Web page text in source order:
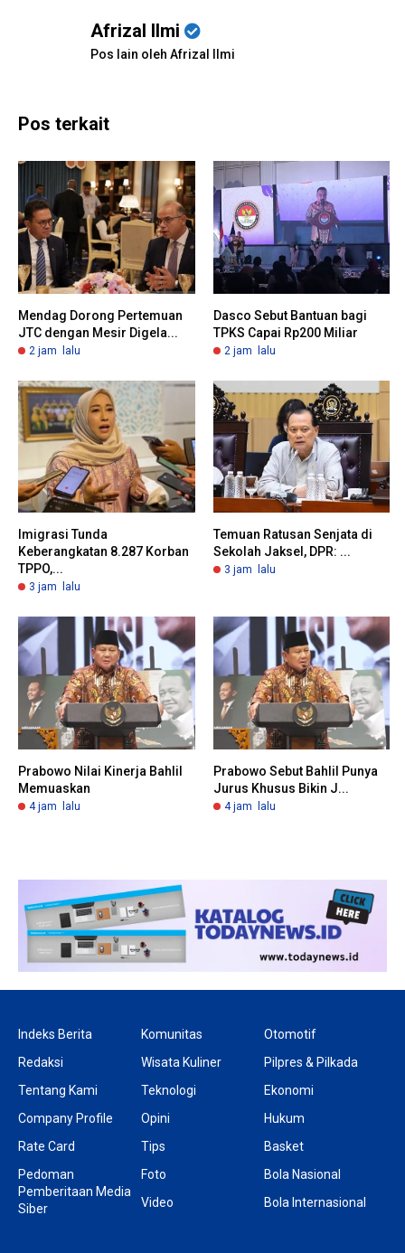
Afrizal Ilmi
Pos lain oleh Afrizal Ilmi
Pos terkait
Mendag Dorong Pertemuan
JTC dengan Mesir Digela...
2 jam lalu
Dasco Sebut Bantuan bagi
TPKS Capai Rp200 Miliar
2 jam lalu
Imigrasi Tunda
Keberangkatan 8.287 Korban
TPPO,...
3 jam lalu
Temuan Ratusan Senjata di
Sekolah Jaksel, DPR: ...
3 jam lalu
Prabowo Nilai Kinerja Bahlil
Memuaskan
4 jam lalu
Prabowo Sebut Bahlil Punya
Jurus Khusus Bikin J...
4 jam lalu
Indeks Berita
Redaksi
Tentang Kami
Company Profile
Rate Card
Pedoman
Pemberitaan Media
Siber
Komunitas
Wisata Kuliner
Teknologi
Opini
Tips
Foto
Video
Otomotif
Pilpres & Pilkada
Ekonomi
Hukum
Basket
Bola Nasional
Bola Internasional